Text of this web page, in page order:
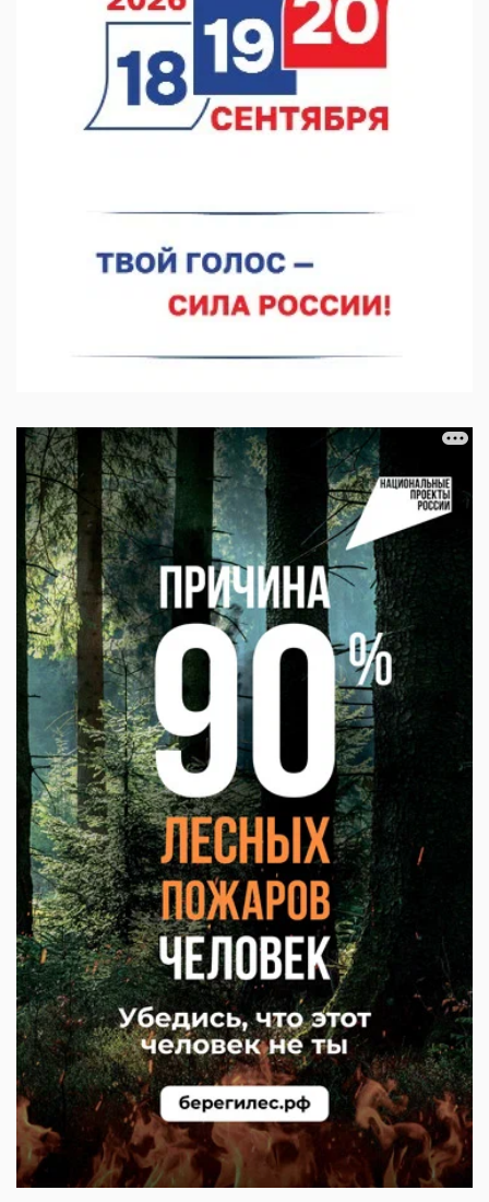
В Нижнем Новгороде прошло совещание Росгвардии
07.08.2026 12:04